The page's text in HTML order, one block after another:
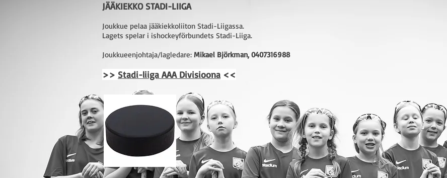
JÄÄKIEKKO STADI-LIIGA
Joukkue pelaa jääkiekkoliiton Stadi-Liigassa.
Lagets spelar i ishockeyförbundets Stadi-Liiga.
Joukkueenjohtaja/lagledare: Mikael Björkman, 0407316988
>> Stadi-liiga AAA Divisioona <<